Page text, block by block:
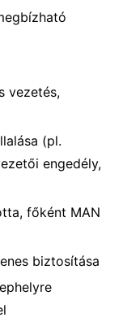
vezetés,
(pl.
engedély,
főként MAN
biztosítása